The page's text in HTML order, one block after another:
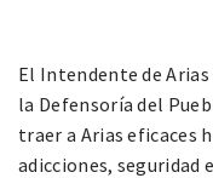
El Intendente de Arias
la Defensoría del
traer a Arias eficaces
adicciones, seguridad